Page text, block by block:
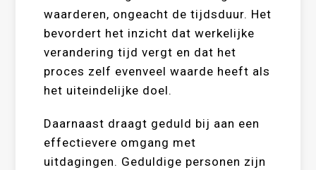
waarderen, ongeacht de tijdsduur. Het
bevordert het inzicht dat werkelijke
verandering tijd vergt en dat het
proces zelf evenveel waarde heeft als
het uiteindelijke doel.
Daarnaast draagt geduld bij aan een
effectievere omgang met
uitdagingen. Geduldige personen zijn